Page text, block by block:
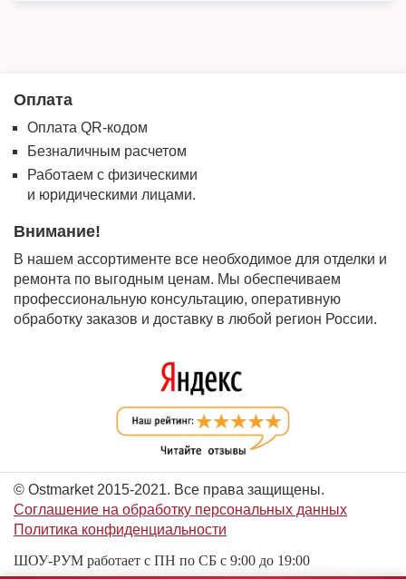
Оплата
Оплата QR-кодом
Безналичным расчетом
Работаем с физическими
и юридическими лицами.
Внимание!
В нашем ассортименте все необходимое для отделки и
ремонта по выгодным ценам. Мы обеспечиваем
профессиональную консультацию, оперативную
обработку заказов и доставку в любой регион России.
© Ostmarket 2015-2021. Все права защищены.
Соглашение на обработку персональных данных
Политика конфиденциальности
ШОУ-РУМ работает с ПН по СБ с 9:00 до 19:00